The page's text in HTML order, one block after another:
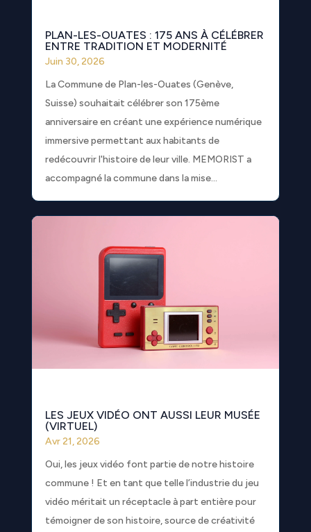
PLAN-LES-OUATES : 175 ANS À CÉLÉBRER
ENTRE TRADITION ET MODERNITÉ
Juin 30, 2026
La Commune de Plan-les-Ouates (Genève,
Suisse) souhaitait célébrer son 175ème
anniversaire en créant une expérience numérique
immersive permettant aux habitants de
redécouvrir l'histoire de leur ville. MEMORIST a
accompagné la commune dans la mise...
LES JEUX VIDÉO ONT AUSSI LEUR MUSÉE
(VIRTUEL)
Avr 21, 2026
Oui, les jeux vidéo font partie de notre histoire
commune ! Et en tant que telle l’industrie du jeu
vidéo méritait un réceptacle à part entière pour
témoigner de son histoire, source de créativité